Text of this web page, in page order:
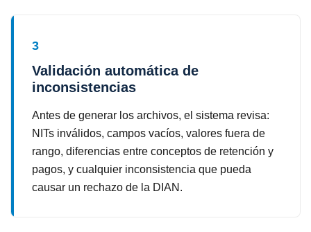
3
Validación automática de
inconsistencias
Antes de generar los archivos, el sistema revisa:
NITs inválidos, campos vacíos, valores fuera de
rango, diferencias entre conceptos de retención y
pagos, y cualquier inconsistencia que pueda
causar un rechazo de la DIAN.